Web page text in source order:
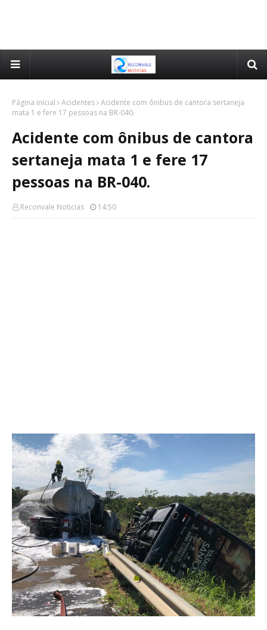
Página inicial Acidentes Acidente com ônibus de cantora sertaneja
mata 1 e fere 17 pessoas na BR-040.
Acidente com ônibus de cantora
sertaneja mata 1 e fere 17
pessoas na BR-040.
Reconvale Noticias 14:50